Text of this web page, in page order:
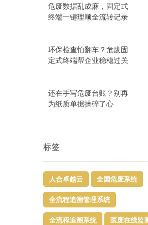
危废数据乱成麻，固定式
终端一键理顺全流转记录
环保检查怕翻车？危废固
定式终端帮企业稳稳过关
还在手写危废台账？别再
为纸质单据操碎了心
标签
人合卓越云 全国危废系统
全流程追溯管理系统
全流程追溯系统 医废在线监